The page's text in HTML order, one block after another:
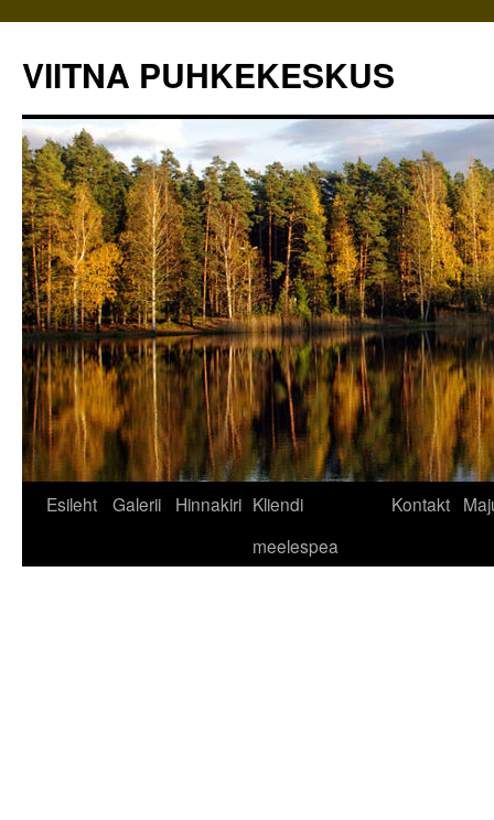
VIITNA PUHKEKESKUS
Liigu
Esileht Galerii Hinnakiri Kliendi
meelespea
Kontakt